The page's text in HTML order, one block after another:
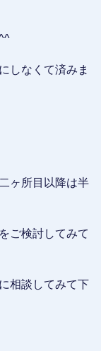
しなくて済みま
ヶ所目以降は半
ご検討してみて
に相談してみて下